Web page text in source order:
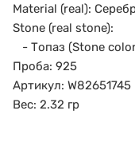
Material (real):
Stone (real stone):
- Топаз (Stone
Проба: 925
Артикул: W82651745
Вес: 2.32 гр